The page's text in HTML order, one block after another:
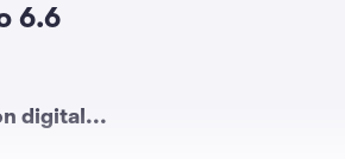
6.6
digital...